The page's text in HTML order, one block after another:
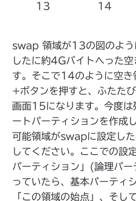
13 14
swap 領域が13の図のよ
したに約4Gバイトへった
す。そこで14のように空き
+ボタンを押すと、ふたた
画面15になります。今度は
ートパーティションを作成
可能領域がswapに設定し
してください。ここでの
パーティション」(論理パ
っていたら、基本パーティ
「この領域の始点」、そ